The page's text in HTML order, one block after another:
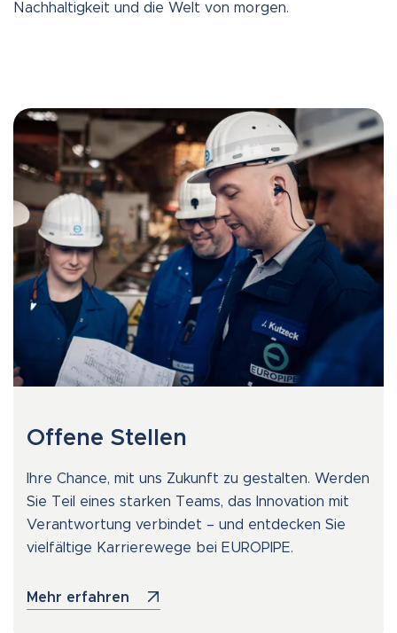
Nachhaltigkeit und die Welt von morgen.
Offene Stellen
Ihre Chance, mit uns Zukunft zu gestalten. Werden
Sie Teil eines starken Teams, das Innovation mit
Verantwortung verbindet – und entdecken Sie
vielfältige Karrierewege bei EUROPIPE.
Mehr erfahren